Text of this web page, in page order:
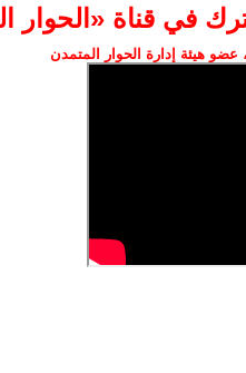
في قناة ‫«الحوار
هيئة إدارة الحوار المتمدن